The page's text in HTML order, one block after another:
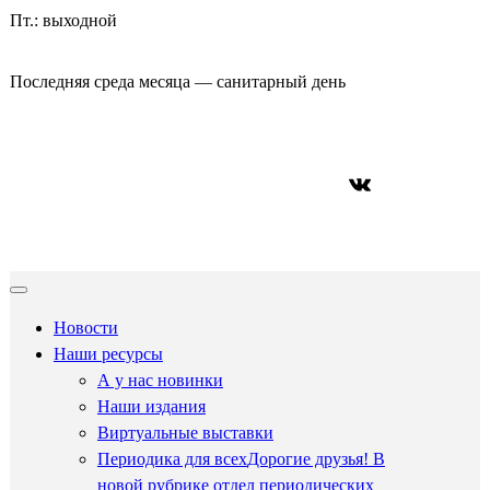
Пт.: выходной
Последняя среда месяца — санитарный день
ВКонтакте
Новости
Наши ресурсы
А у нас новинки
Наши издания
Виртуальные выставки
Периодика для всехДорогие друзья! В
новой рубрике отдел периодических